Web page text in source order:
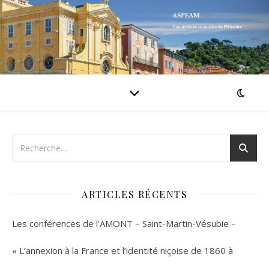
ARTICLES RÉCENTS
Les conférences de l’AMONT – Saint-Martin-Vésubie –
« L’annexion à la France et l’identité niçoise de 1860 à